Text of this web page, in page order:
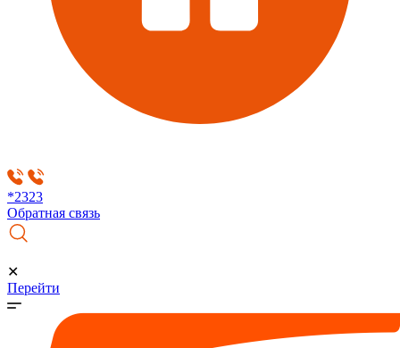
*2323
Обратная связь
✕
Перейти